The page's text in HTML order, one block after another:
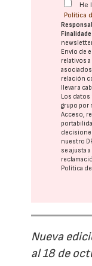
He
Política
Envío de
relativos
relación
llevar a
Los datos
grupo por
Acceso,
nuestro
se ajusta
Política
Nueva
al 18 de